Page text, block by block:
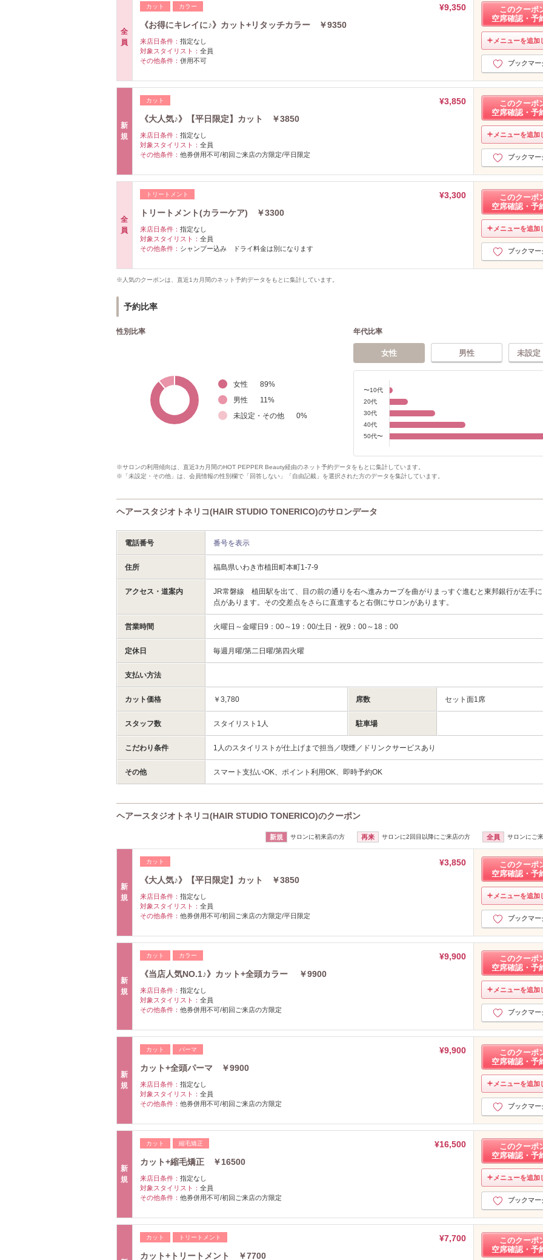
全
員
カット カラー
¥9,350
《お得にキレイに♪》カット+リタッチカラー ￥9350
来店日条件： 指定なし
対象スタイリスト： 全員
その他条件： 併用不可
このクーポ
空席確認・予
メニューを追加
ブックマー
新
規
カット
¥3,850
《大人気♪》【平日限定】カット ￥3850
来店日条件： 指定なし
対象スタイリスト： 全員
その他条件： 他券併用不可/初回ご来店の方限定/平日限定
このクーポ
空席確認・予
メニューを追加
ブックマー
全
員
トリートメント
¥3,300
トリートメント(カラーケア) ￥3300
来店日条件： 指定なし
対象スタイリスト： 全員
その他条件： シャンプー込み ドライ料金は別になります
このクーポ
空席確認・予
メニューを追加
ブックマー
※人気のクーポンは、直近1カ月間のネット予約データをもとに集計しています。
予約比率
性別比率
女性 89%
男性
11 %
未設定・その他
0%
年代比率
女性 男性 未設定
〜10代
20代
30代
40代
50代〜
※サロンの利用傾向は、直近3カ月間のHOT PEPPER Beauty経由のネット予約データをもとに集計しています。
※「未設定・その他」は、会員情報の性別欄で「回答しない」「自由記載」を選択された方のデータを集計しています。
ヘアースタジオトネリコ(HAIR STUDIO TONERICO)のサロンデータ
電話番号 番号を表示
住所 福島県いわき市植田町本町1-7-9
アクセス・道案内
JR常磐線 植田駅を出て、目の前の通りを右へ進みカーブを曲がりまっすぐ進むと東邦銀行が左手
点があります。その交差点をさらに直進すると右側にサロンがあります。
営業時間 火曜日～金曜日9：00～19：00/土日・祝9：00～18：00
定休日 毎週月曜/第二日曜/第四火曜
支払い方法
カット価格 ￥3,780 席数 セット面1席
スタッフ数 スタイリスト1人 駐車場
こだわり条件 1人のスタイリストが仕上げまで担当／喫煙／ドリンクサービスあり
その他 スマート支払いOK、ポイント利用OK、即時予約OK
ヘアースタジオトネリコ(HAIR STUDIO TONERICO)のクーポン
新規 サロンに初来店の方 再来 サロンに2回目以降にご来店の方 全員 サロンにご
新
規
カット
¥3,850
《大人気♪》【平日限定】カット ￥3850
来店日条件： 指定なし
対象スタイリスト： 全員
その他条件： 他券併用不可/初回ご来店の方限定/平日限定
このクーポ
空席確認・予
メニューを追加
ブックマー
新
規
カット カラー
¥9,900
《当店人気NO.1♪》カット+全頭カラー ￥9900
来店日条件： 指定なし
対象スタイリスト： 全員
その他条件： 他券併用不可/初回ご来店の方限定
このクーポ
空席確認・予
メニューを追加
ブックマー
新
規
カット パーマ
¥9,900
カット+全頭パーマ ￥9900
来店日条件： 指定なし
対象スタイリスト： 全員
その他条件： 他券併用不可/初回ご来店の方限定
このクーポ
空席確認・予
メニューを追加
ブックマー
新
規
カット 縮毛矯正
¥16,500
カット+縮毛矯正 ￥16500
来店日条件： 指定なし
対象スタイリスト： 全員
その他条件： 他券併用不可/初回ご来店の方限定
このクーポ
空席確認・予
メニューを追加
ブックマー
カット トリートメント
¥7,700
カット+トリートメント ￥7700
このクーポ
空席確認・予